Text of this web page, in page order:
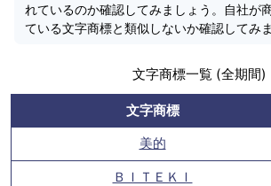
れているのか確認してみましょう。自社が
ている文字商標と類似しないか確認してみま
文字商標一覧 (全期間)
文字商標
美的
ＢＩＴＥＫＩ